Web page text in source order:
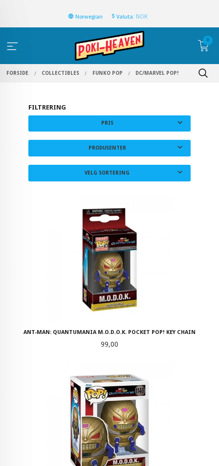
Norwegian Valuta: NOK
0
FORSIDE COLLECTIBLES FUNKO POP DC/MARVEL POP!
FILTRERING
PRIS
PRODUSENTER
VELG SORTERING
ANT-MAN: QUANTUMANIA M.O.D.O.K. POCKET POP! KEY CHAIN
Pris
99,00